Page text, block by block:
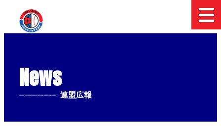
News
-------------- 連盟広報